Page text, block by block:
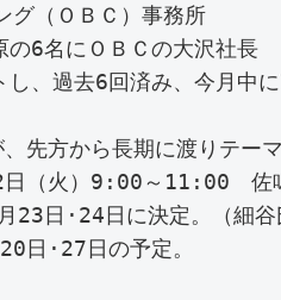
グ（ＯＢＣ）事務所
6名にＯＢＣの大沢社長
、過去6回済み、今月中
先方から長期に渡りテー
（火）9:00～11:00　佐
23日·24日に決定。（細
日·27日の予定。